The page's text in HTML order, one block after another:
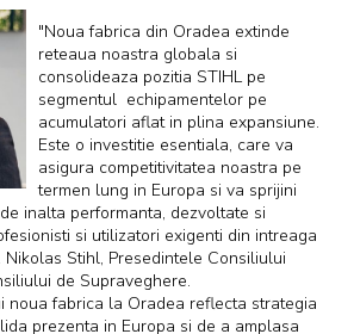
"Noua fabrica din Oradea extinde
reteaua noastra globala si
consolideaza pozitia STIHL pe
segmentul echipamentelor pe
acumulatori aflat in plina expansiune.
Este o investitie esentiala, care va
asigura competitivitatea noastra pe
termen lung in Europa si va sprijini
inalta performanta, dezvoltate si
si utilizatori exigenti din intreaga
Stihl, Presedintele Consiliului
de Supraveghere.
noua fabrica la Oradea reflecta strategia
prezenta in Europa si de a amplasa